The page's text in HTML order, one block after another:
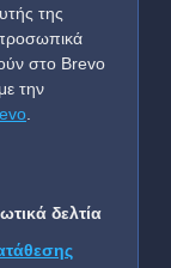
της
στο Brevo
την
δελτία